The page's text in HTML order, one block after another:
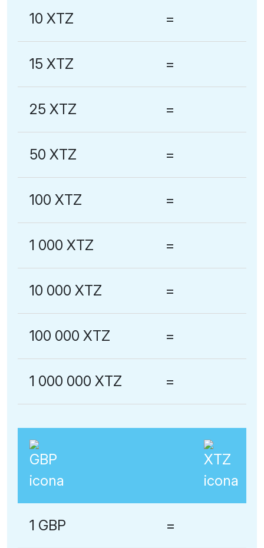
10 XTZ =
15 XTZ =
25 XTZ =
50 XTZ =
100 XTZ =
1 000 XTZ =
10 000 XTZ =
100 000 XTZ =
1 000 000 XTZ =
1 GBP =